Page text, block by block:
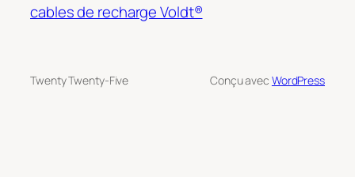
cables de recharge Voldt®
Twenty Twenty-Five Conçu avec WordPress